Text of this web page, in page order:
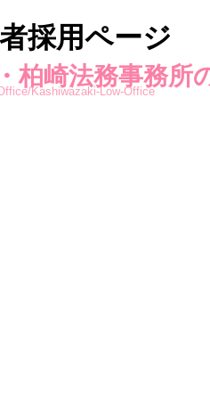
採用ページ
柏崎法務事務所
Kashiwazaki-Low-Office